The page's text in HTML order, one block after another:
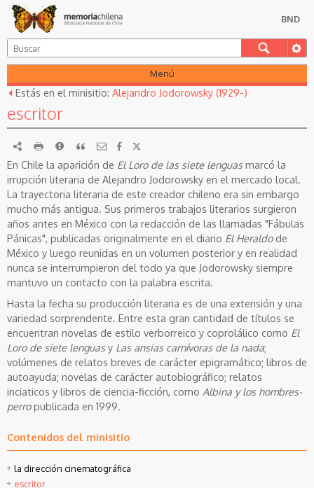
BND
Menú
Estás en el minisitio: Alejandro Jodorowsky (1929-)
escritor
RDF imprimirReportarCitar
En Chile la aparición de El Loro de las siete lenguasmarcó la
irrupción literaria de Alejandro Jodorowsky en el mercado local.
La trayectoria literaria de este creador chileno era sin embargo
mucho más antigua. Sus primeros trabajos literarios surgieron
años antes en México con la redacción de las llamadas "Fábulas
Pánicas", publicadas originalmente en el diario El Heraldode
México y luego reunidas en un volumen posterior y en realidad
nunca se interrumpieron del todo ya que Jodorowsky siempre
mantuvo un contacto con la palabra escrita.
Hasta la fecha su producción literaria es de una extensión y una
variedad sorprendente. Entre esta gran cantidad de títulos se
encuentran novelas de estilo verborreico y coprolálico como El
Loro de siete lenguasy Las ansias carnívoras de la nada;
volúmenes de relatos breves de carácter epigramático; libros de
autoayuda; novelas de carácter autobiográfico; relatos
inciaticos y libros de ciencia-ficción, como Albina y los hombres-
perropublicada en 1999.
Contenidos del minisitio
la dirección cinematográfica
escritor